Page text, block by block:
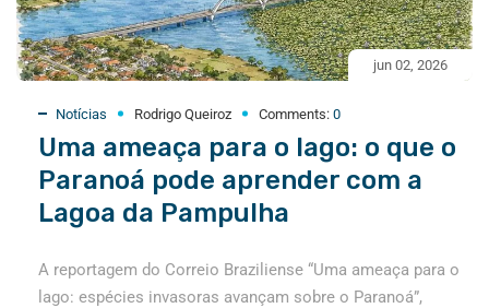
jun 02, 2026
Notícias Rodrigo Queiroz Comments: 0
Uma ameaça para o lago: o que o
Paranoá pode aprender com a
Lagoa da Pampulha
A reportagem do Correio Braziliense “Uma ameaça para o
lago: espécies invasoras avançam sobre o Paranoá”,